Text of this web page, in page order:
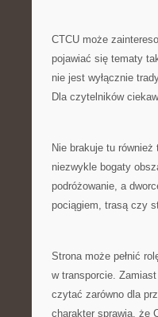
CTCU może
pojawiać się tematy
nie jest wyłącznie
Dla czytelników
Nie brakuje tu
niezwykle bogaty
podróżowanie, a
pociągiem, trasą czy
Strona może pełnić
w transporcie.
czytać zarówno dla
charakter sprawia, że